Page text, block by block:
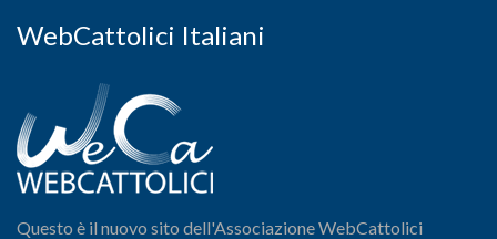
WebCattolici Italiani
Questo è il nuovo sito dell'Associazione WebCattolici